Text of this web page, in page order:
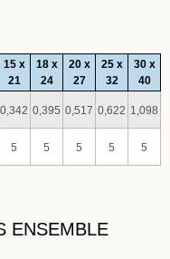
15 x
21
18 x
24
20 x
27
25 x
32
30 x
40
0,342 0,395 0,517 0,622 1,098
5 5 5 5 5
ENSEMBLE